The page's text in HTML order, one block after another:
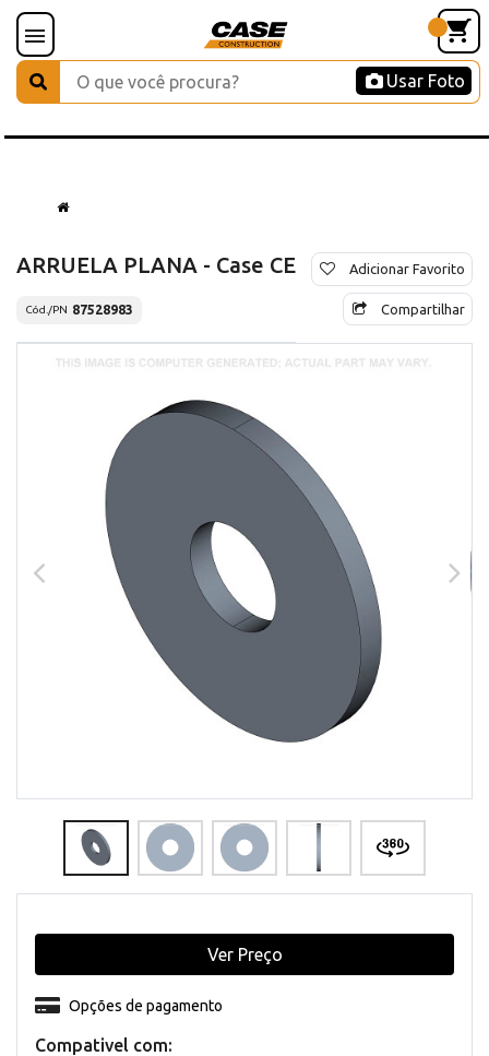
Usar Foto
ARRUELA PLANA - Case CE
Cód./PN 87528983
Adicionar Favorito
Compartilhar
Compativel com:
Opções de pagamento
Ver Preço